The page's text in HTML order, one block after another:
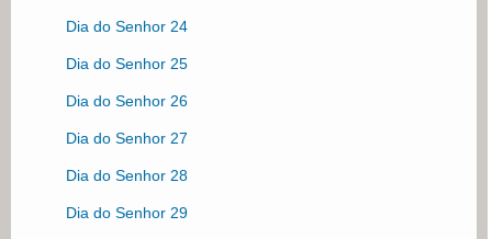
Dia do Senhor 24
Dia do Senhor 25
Dia do Senhor 26
Dia do Senhor 27
Dia do Senhor 28
Dia do Senhor 29